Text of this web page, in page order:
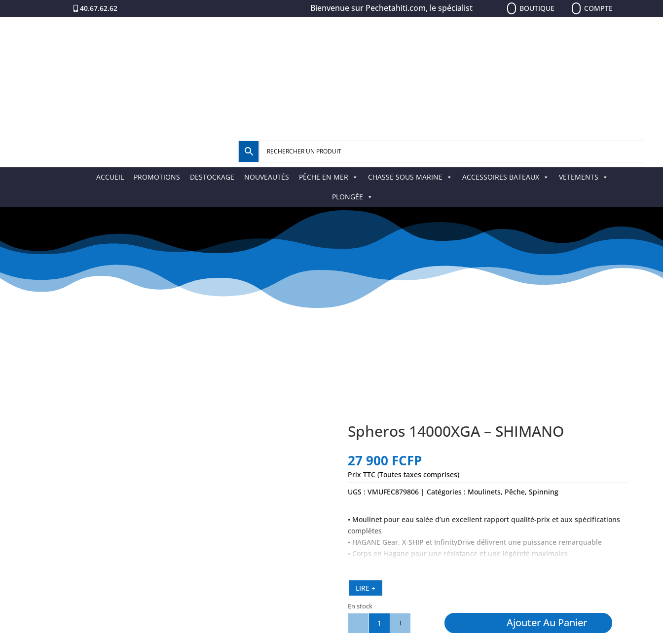
40.67.62.62 Bienvenue sur Pechetahiti.com, le spécialiste de la pêche, le plus grand choix de leurres, de
BOUTIQUE COMPTE
ACCUEIL PROMOTIONS DESTOCKAGE NOUVEAUTÉS PÊCHE EN MER CHASSE SOUS MARINE ACCESSOIRES BATEAUX VETEMENTS
PLONGÉE
Spheros 14000XGA – SHIMANO
27 900 FCFP
Prix TTC (Toutes taxes comprises)
UGS : VMUFEC879806 Catégories : Moulinets, Pêche, Spinning
• Moulinet pour eau salée d’un excellent rapport qualité-prix et aux spécifications
complètes
• HAGANE Gear, X-SHIP et InfinityDrive délivrent une puissance remarquable
• Corps en Hagane pour une résistance et une légèreté maximales
Poids (g) : 680 g
Contenance : 330 m 40/100
Récupération (cm/tour) : 134
LIRE +
En stock
Ajouter Au Panier